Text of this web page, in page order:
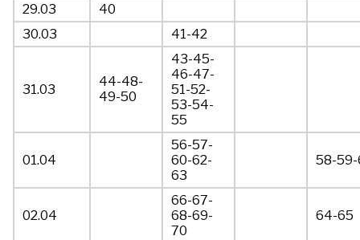
29.03
40
30.03
41-42
31.03
44-48-
49-50
43-45-
46-47-
51-52-
53-54-
55
01.04
56-57-
60-62-
63
58-59-
02.04
66-67-
68-69-
70
64-65